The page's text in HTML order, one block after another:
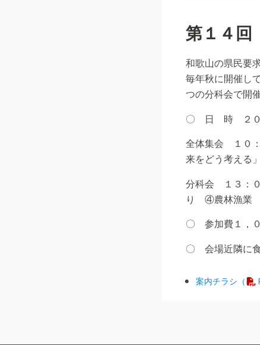
第１４
和歌山の県民要
毎年秋に開催し
つの分科会で開
〇 日 時 ２０
全体集会 １０
来をどう考える
分科会 １３：
り ④農林漁業
〇 参加費１，０
〇 会場近隣に
案内チラシ（